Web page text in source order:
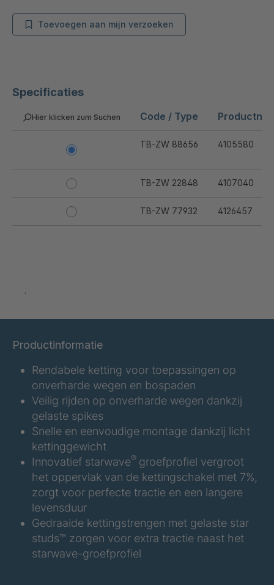
Specificaties
Hier klicken zum Suchen Code / Type
TB-ZW 88656 4105580
TB-ZW 22848 4107040
TB-ZW 77932 4126457
.
Productinformatie
Rendabele ketting voor toepassingen op
onverharde wegen en bospaden
Veilig rijden op onverharde wegen dankzij
gelaste spikes
Snelle en eenvoudige montage dankzij licht
kettinggewicht
Innovatief starwave® groefprofiel vergroot
het oppervlak van de kettingschakel met 7%,
zorgt voor perfecte tractie en een langere
levensduur
Gedraaide kettingstrengen met gelaste star
studs™ zorgen voor extra tractie naast het
starwave-groefprofiel
Toevoegen aan mijn verzoeken